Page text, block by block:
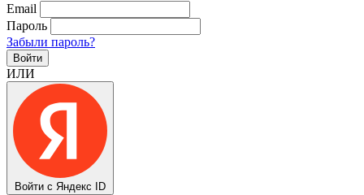
Email
Пароль
Забыли пароль?
Войти
ИЛИ
Войти с Яндекс ID